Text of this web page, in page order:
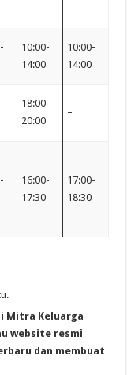
10:00-
14:00
10:00-
14:00
18:00-
20:00
–
16:00-
17:30
17:00-
18:30
Mitra Keluarga
website resmi
dan membuat